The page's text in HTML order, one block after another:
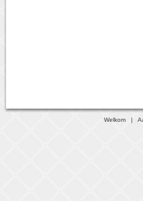
Welkom |